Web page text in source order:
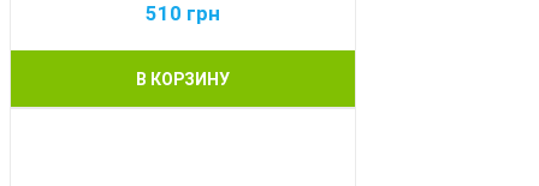
510 грн
В КОРЗИНУ